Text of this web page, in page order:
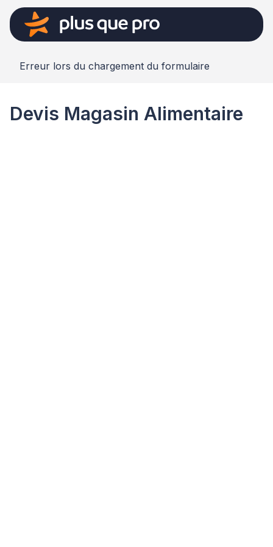
Erreur lors du chargement du formulaire
Devis Magasin Alimentaire